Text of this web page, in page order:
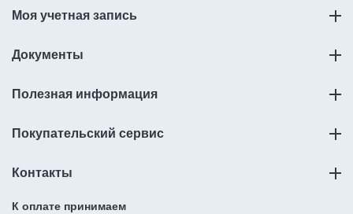
Моя учетная запись
Документы
Полезная информация
Покупательский сервис
Контакты
К оплате принимаем